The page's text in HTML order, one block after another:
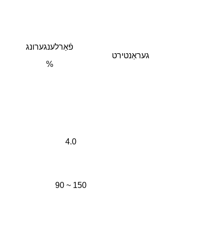
פֿאַרלענגערונג
%
געראַנטירט
4.0
90 ~ 150